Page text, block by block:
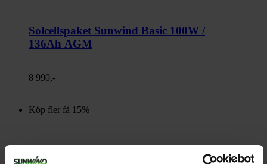
Solcellspaket Sunwind Basic 100W /
136Ah AGM
8 990,-
Köp fler få 15%